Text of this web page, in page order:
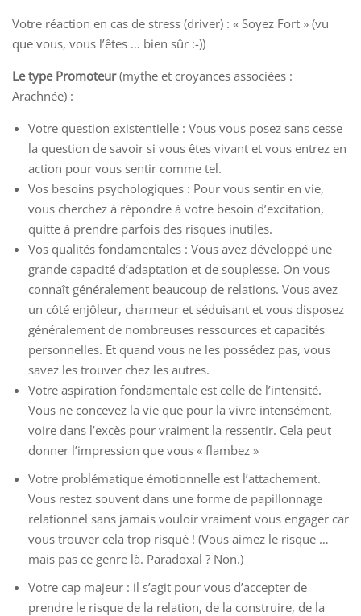
Votre réaction en cas de stress (driver) : « Soyez Fort » (vu
que vous, vous l’êtes … bien sûr :-))
Le type Promoteur(mythe et croyances associées :
Arachnée) :
Votre question existentielle : Vous vous posez sans cesse
la question de savoir si vous êtes vivant et vous entrez en
action pour vous sentir comme tel.
Vos besoins psychologiques : Pour vous sentir en vie,
vous cherchez à répondre à votre besoin d’excitation,
quitte à prendre parfois des risques inutiles.
Vos qualités fondamentales : Vous avez développé une
grande capacité d’adaptation et de souplesse. On vous
connaît généralement beaucoup de relations. Vous avez
un côté enjôleur, charmeur et séduisant et vous disposez
généralement de nombreuses ressources et capacités
personnelles. Et quand vous ne les possédez pas, vous
savez les trouver chez les autres.
Votre aspiration fondamentale est celle de l’intensité.
Vous ne concevez la vie que pour la vivre intensément,
voire dans l’excès pour vraiment la ressentir. Cela peut
donner l’impression que vous « flambez »
Votre problématique émotionnelle est l’attachement.
Vous restez souvent dans une forme de papillonnage
relationnel sans jamais vouloir vraiment vous engager car
vous trouver cela trop risqué ! (Vous aimez le risque …
mais pas ce genre là. Paradoxal ? Non.)
Votre cap majeur : il s’agit pour vous d’accepter de
prendre le risque de la relation, de la construire, de la